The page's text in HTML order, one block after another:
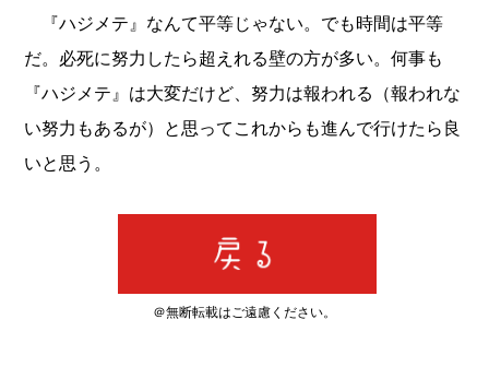
『ハジメテ』なんて平等じゃない。でも時間は平等
だ。必死に努力したら超えれる壁の方が多い。何事も
『ハジメテ』は大変だけど、努力は報われる（報われな
い努力もあるが）と思ってこれからも進んで行けたら良
いと思う。
＠無断転載はご遠慮ください。